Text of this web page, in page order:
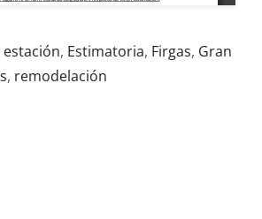
estación, Estimatoria, Firgas, Gran
, remodelación